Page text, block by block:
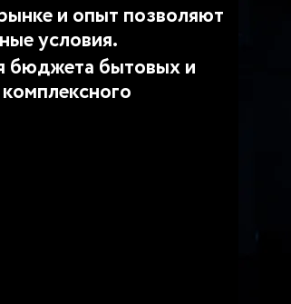
и опыт позволяют
условия.
бюджета бытовых и